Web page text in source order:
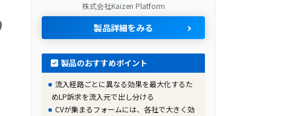
株式会社Kaizen Platform
製品詳細をみる
製品のおすすめポイント
流入経路ごとに異なる効果を最大化するた
めLP訴求を流入元で出し分ける
CVが集まるフォームには、各社で大きく効